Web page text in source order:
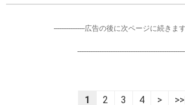
-----------------広告の後に次ページに続きます
1 2 3 4 >